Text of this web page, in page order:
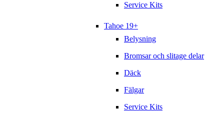
Service Kits
Tahoe 19+
Belysning
Bromsar och slitage delar
Däck
Fälgar
Service Kits